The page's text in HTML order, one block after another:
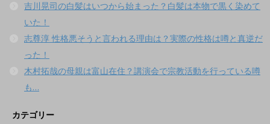
吉川晃司の白髪はいつから始まった？白髪は本物で黒く染めて
いた！
志尊淳 性格悪そうと言われる理由は？実際の性格は噂と真逆だ
った！
木村拓哉の母親は富山在住？講演会で宗教活動を行っている噂
も…
カテゴリー